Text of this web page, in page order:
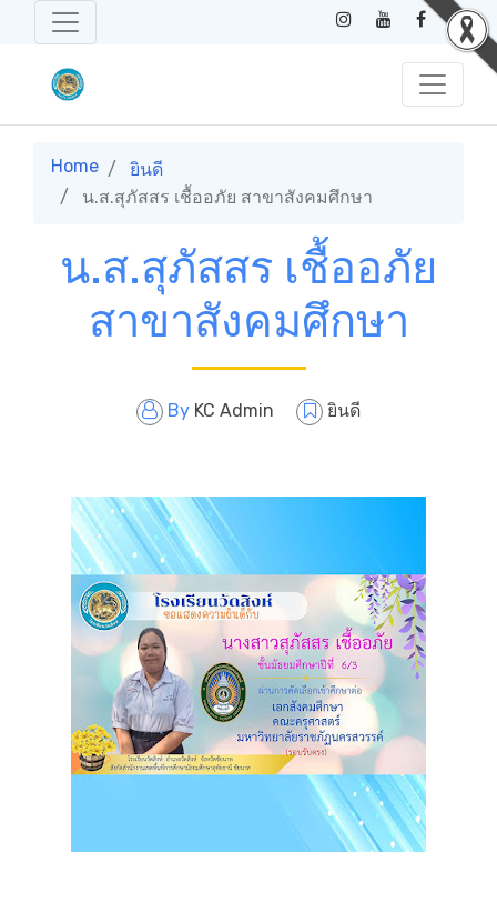
Home
ยินดี
น.ส.สุภัสสร เชื้ออภัย สาขาสังคมศึกษา
น.ส.สุภัสสร เชื้ออภัย
สาขาสังคมศึกษา
By KC Admin ยินดี